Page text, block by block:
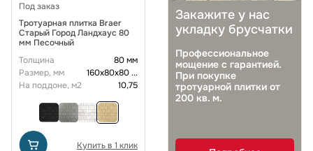
Под заказ
Тротуарная плитка Braer
Старый Город Ландхаус 80
мм Песочный
Толщина
80 мм
Размер, мм
160х80х80...
На поддоне, м2
10,75
Купить в 1 клик
Закажите у нас
укладку брусчатки
Профессиональное
мощение с гарантией.
При покупке
тротуарной плитки от
200 кв. м.